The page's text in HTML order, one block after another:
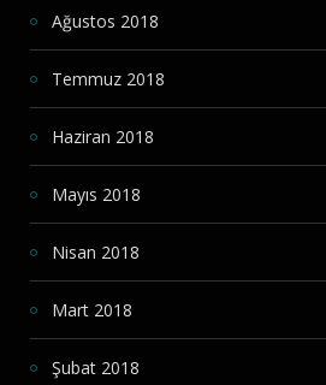
Ağustos 2018
Temmuz 2018
Haziran 2018
Mayıs 2018
Nisan 2018
Mart 2018
Şubat 2018